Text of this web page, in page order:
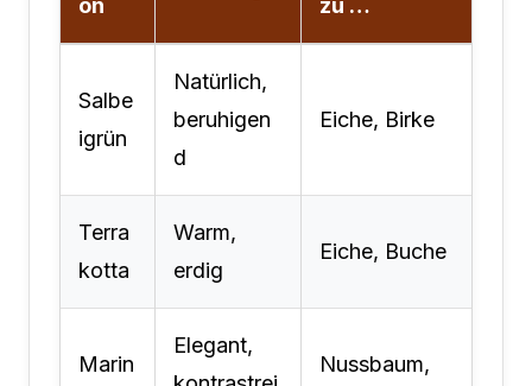
on
zu …
Salbe
igrün
Natürlich,
beruhigen
d
Eiche, Birke
Terra
kotta
Warm,
erdig
Eiche, Buche
Marin
Elegant,
Nussbaum,